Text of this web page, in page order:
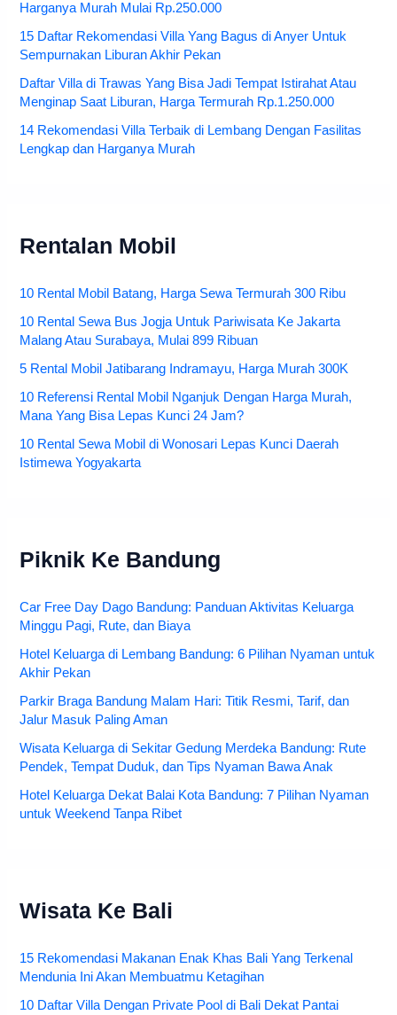
Harganya Murah Mulai Rp.250.000
15 Daftar Rekomendasi Villa Yang Bagus di Anyer Untuk
Sempurnakan Liburan Akhir Pekan
Daftar Villa di Trawas Yang Bisa Jadi Tempat Istirahat Atau
Menginap Saat Liburan, Harga Termurah Rp.1.250.000
14 Rekomendasi Villa Terbaik di Lembang Dengan Fasilitas
Lengkap dan Harganya Murah
Rentalan Mobil
10 Rental Mobil Batang, Harga Sewa Termurah 300 Ribu
10 Rental Sewa Bus Jogja Untuk Pariwisata Ke Jakarta
Malang Atau Surabaya, Mulai 899 Ribuan
5 Rental Mobil Jatibarang Indramayu, Harga Murah 300K
10 Referensi Rental Mobil Nganjuk Dengan Harga Murah,
Mana Yang Bisa Lepas Kunci 24 Jam?
10 Rental Sewa Mobil di Wonosari Lepas Kunci Daerah
Istimewa Yogyakarta
Piknik Ke Bandung
Car Free Day Dago Bandung: Panduan Aktivitas Keluarga
Minggu Pagi, Rute, dan Biaya
Hotel Keluarga di Lembang Bandung: 6 Pilihan Nyaman untuk
Akhir Pekan
Parkir Braga Bandung Malam Hari: Titik Resmi, Tarif, dan
Jalur Masuk Paling Aman
Wisata Keluarga di Sekitar Gedung Merdeka Bandung: Rute
Pendek, Tempat Duduk, dan Tips Nyaman Bawa Anak
Hotel Keluarga Dekat Balai Kota Bandung: 7 Pilihan Nyaman
untuk Weekend Tanpa Ribet
Wisata Ke Bali
15 Rekomendasi Makanan Enak Khas Bali Yang Terkenal
Mendunia Ini Akan Membuatmu Ketagihan
10 Daftar Villa Dengan Private Pool di Bali Dekat Pantai